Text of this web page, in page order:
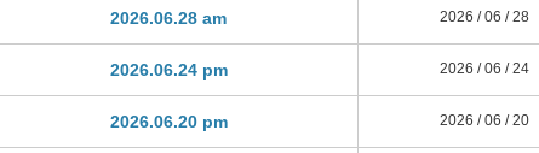
2026.06.28 am 2026 / 06 / 28
2026.06.24 pm 2026 / 06 / 24
2026.06.20 pm 2026 / 06 / 20